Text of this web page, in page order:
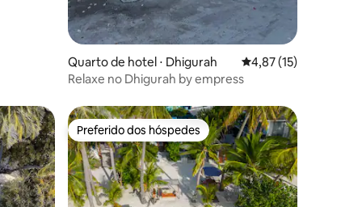
Quarto de hotel ⋅ Dhigurah 4,87 de uma
4,87 (15)
Relaxe no Dhigurah by empress
Preferido dos hóspedes
Preferido dos hóspedes